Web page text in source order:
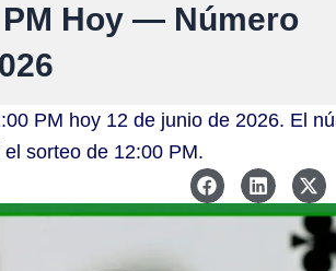
Hoy — Número
PM hoy 12 de junio de 2026. El
sorteo de 12:00 PM.